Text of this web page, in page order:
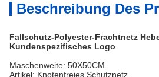
Beschreibung Des
Fallschutz-Polyester-Frachtnetz
Kundenspezifisches Logo
Maschenweite: 50X50CM.
Artikel: Knotenfreies Schutznetz